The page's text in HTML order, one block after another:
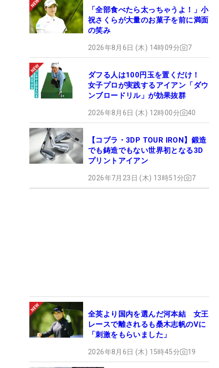
「全部食べたら太っちゃうよ！」小
祝さくらが大量のお菓子を前に満面
の笑み
2026年8月6日 (木) 14時09分 7
ダフる人は100円玉を置くだけ！
女子プロが実践するアイアン「ダウ
ンブロードリル」が効果抜群
2026年8月6日 (木) 12時00分 40
【コブラ・3DP TOUR IRON】鍛造
でも鋳造でもない世界初となる3D
プリントアイアン
2026年7月23日 (木) 13時51分 7
全英より国内を選んだ河本結 女王
レースで離されるも桑木志帆のVに
「刺激をもらいました」
2026年8月6日 (木) 15時45分 19